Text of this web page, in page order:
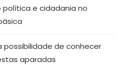
política e cidadania no
possibilidade de conhecer
aparadas